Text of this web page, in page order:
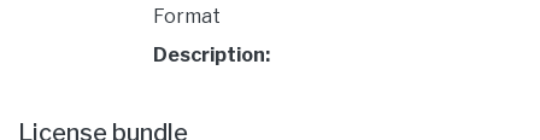
Format
Description:
License bundle